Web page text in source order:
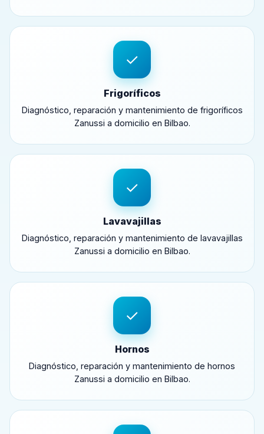
✓
Frigoríficos
Diagnóstico, reparación y mantenimiento de frigoríficos
Zanussi a domicilio en Bilbao.
✓
Lavavajillas
Diagnóstico, reparación y mantenimiento de lavavajillas
Zanussi a domicilio en Bilbao.
✓
Hornos
Diagnóstico, reparación y mantenimiento de hornos
Zanussi a domicilio en Bilbao.